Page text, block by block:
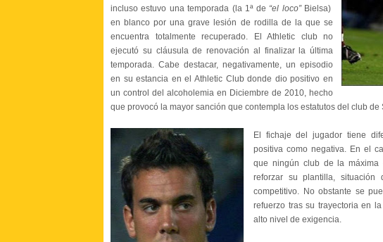
incluso estuvo una temporada (la 1ª de “el loco” Bielsa)
en blanco por una grave lesión de rodilla de la que se
encuentra totalmente recuperado. El Athletic club no
ejecutó su cláusula de renovación al finalizar la última
temporada. Cabe destacar, negativamente, un episodio
en su estancia en el Athletic Club donde dio positivo en
un control del alcoholemia en Diciembre de 2010, hecho
que provocó la mayor sanción que contempla los estatutos del club de
El fichaje del jugador tiene
positiva como negativa. En el
que ningún club de la
reforzar su plantilla,
competitivo. No obstante se
refuerzo tras su trayectoria en
alto nivel de exigencia.